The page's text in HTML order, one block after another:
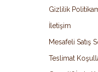
Gizlilik
İletişim
Mesafeli Satış
Teslimat